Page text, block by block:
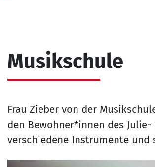
Musikschule
Frau Zieber von der
den Bewohner*innen des
verschiedene Instrumente und